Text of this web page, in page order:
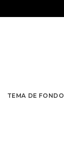
TEMA DE FONDO